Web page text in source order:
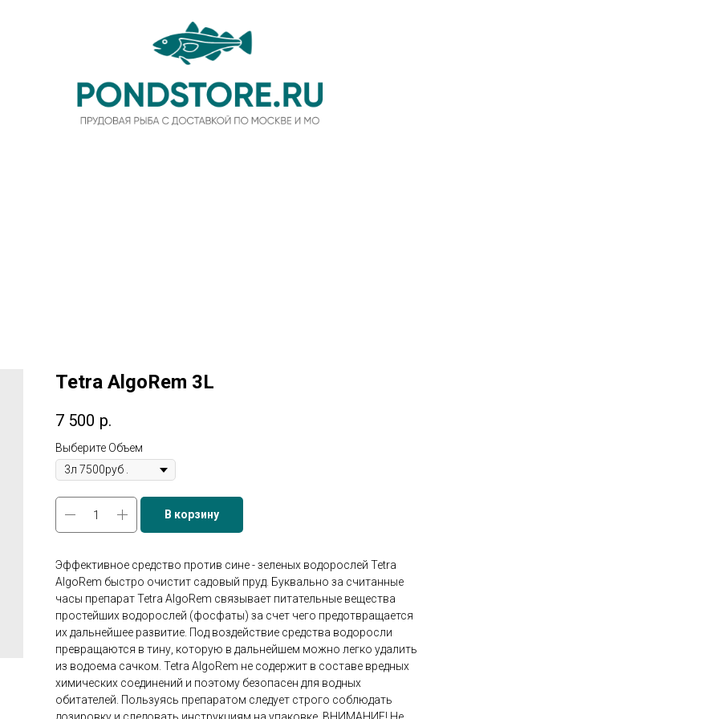
Tetra AlgoRem 3L
7 500 р.
Выберите Объем
В корзину
Эффективное средство против сине - зеленых водорослей Tetra
AlgoRem быстро очистит садовый пруд. Буквально за считанные
часы препарат Tetra AlgoRem связывает питательные вещества
простейших водорослей (фосфаты) за счет чего предотвращается
их дальнейшее развитие. Под воздействие средства водоросли
превращаются в тину, которую в дальнейшем можно легко удалить
из водоема сачком. Tetra AlgoRem не содержит в составе вредных
химических соединений и поэтому безопасен для водных
обитателей. Пользуясь препаратом следует строго соблюдать